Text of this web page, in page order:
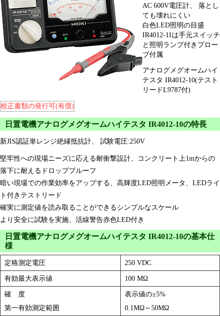
AC 600V電圧計、 落とし
ても壊れにくい
白色LED照明の目盛
IR4012-11は手元スイッチ
と照明ランプ付きプロー
ブ付属
アナログメグオームハイ
テスタ IR4012-10(テスト
リードL9787付)
校正書類の発行可(有償)
日置電機アナログメグオームハイテスタ IR4012-10の特長
新JIS認証単レンジ絶縁抵抗計、 試験電圧:250V
堅牢性への現場ニーズに応える耐衝撃設計、コンクリート上1mからの
落下に耐えるドロッププルーフ
暗い現場での作業効率をアップする、高輝度LED照明メータ、LEDライ
ト付きテストリード
確実に測定値を読み取ることができるシンプルなスケール
より安全に試験を実施、活線警告赤色LED付き
日置電機アナログメグオームハイテスタ IR4012-10の基本仕
様
定格測定電圧 250 VDC
有効最大表示値 100 MΩ
確 度
第一有効測定範囲
表示値の±5%
0.1MΩ～50MΩ